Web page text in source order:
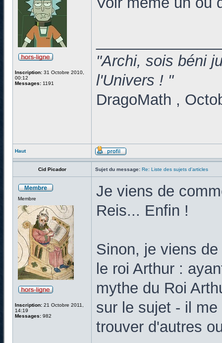
Inscription: 31 Octobre 2010,
00:12
Messages: 1191
"Archi, sois béni
l'Univers ! "
DragoMath ,
Haut
Cid Picador Sujet du message: Re: Liste des sujets d'articles
Membre
Inscription: 21 Octobre 2011,
14:19
Messages: 982
Je viens de
Reis... Enfin !
Sinon, je viens
le roi Arthur :
mythe du Roi
sur le sujet - il
trouver d'autres